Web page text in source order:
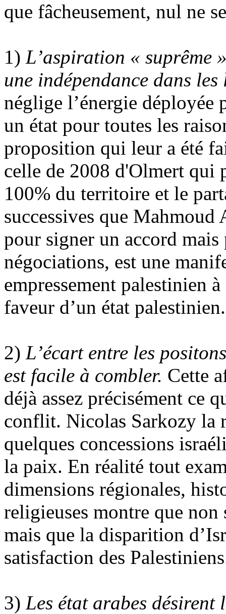
que fâcheusement, nul ne
1) L’aspiration « suprême
une indépendance dans
néglige l’énergie déployée
un état pour toutes les
proposition qui leur a été
celle de 2008 d'Olmert qui
100% du territoire et le
successives que
pour signer un accord mais
négociations, est une
empressement palestinien
faveur d’un état palestinien.
2) L’écart entre les
est facile à combler. Cette
déjà assez précisément ce
conflit. Nicolas Sarkozy la
quelques concessions
la paix. En réalité tout
dimensions régionales,
religieuses montre que non
mais que la disparition
satisfaction des
3) Les état arabes